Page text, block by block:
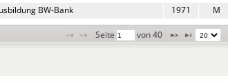
BW-Bank 1971 M
Seite von 40